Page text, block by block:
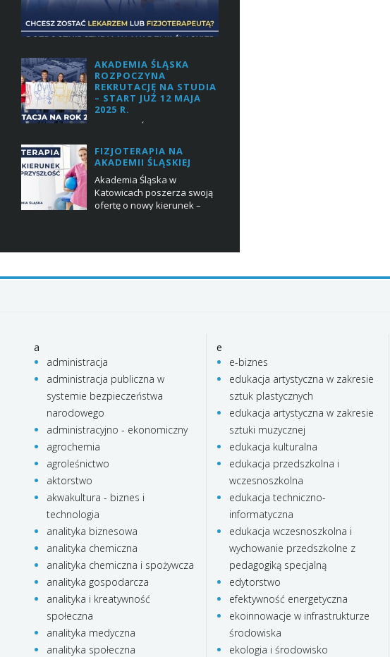
AKADEMIA ŚLĄSKA
ROZPOCZYNA
REKRUTACJĘ NA STUDIA
– START JUŻ 12 MAJA
2025 R.
Akademia Śląska w
studia na rok akademicki 2025/2026. Już od 12
maja 2025 r. kandydaci będą mogli zapisywać
się na wybrane kierunk...
FIZJOTERAPIA NA
AKADEMII ŚLĄSKIEJ
Akademia Śląska w
Katowicach poszerza swoją
ofertę o nowy kierunek –
a
administracja
administracja publiczna w
systemie bezpieczeństwa
narodowego
administracyjno - ekonomiczny
agrochemia
agroleśnictwo
aktorstwo
akwakultura - biznes i
technologia
analityka biznesowa
analityka chemiczna
analityka chemiczna i spożywcza
analityka gospodarcza
analityka i kreatywność
społeczna
analityka medyczna
analityka społeczna
e
e-biznes
edukacja artystyczna w zakresie
sztuk plastycznych
edukacja artystyczna w zakresie
sztuki muzycznej
edukacja kulturalna
edukacja przedszkolna i
wczesnoszkolna
edukacja techniczno-
informatyczna
edukacja wczesnoszkolna i
wychowanie przedszkolne z
pedagogiką specjalną
edytorstwo
efektywność energetyczna
ekoinnowacje w infrastrukturze
środowiska
ekologia i środowisko